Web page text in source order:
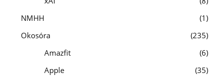
NMHH
1
Okosóra
235
Amazfit
6
Apple
35